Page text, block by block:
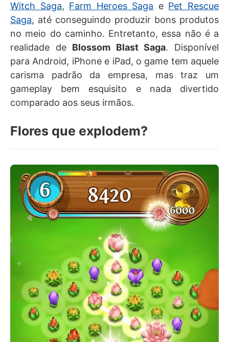
Witch Saga, Farm Heroes Saga e Pet Rescue
Saga, até conseguindo produzir bons produtos
no meio do caminho. Entretanto, essa não é a
realidade de Blossom Blast Saga. Disponível
para Android, iPhone e iPad, o game tem aquele
carisma padrão da empresa, mas traz um
gameplay bem esquisito e nada divertido
comparado aos seus irmãos.
Flores que explodem?